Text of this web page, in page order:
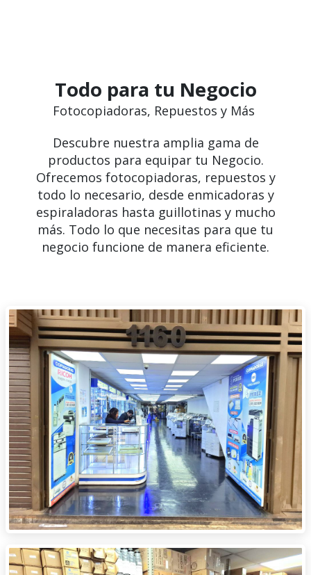
Todo para tu Negocio
Fotocopiadoras, Repuestos y Más
Descubre nuestra amplia gama de
productos para equipar tu Negocio.
Ofrecemos fotocopiadoras, repuestos y
todo lo necesario, desde enmicadoras y
espiraladoras hasta guillotinas y mucho
más. Todo lo que necesitas para que tu
negocio funcione de manera eficiente.